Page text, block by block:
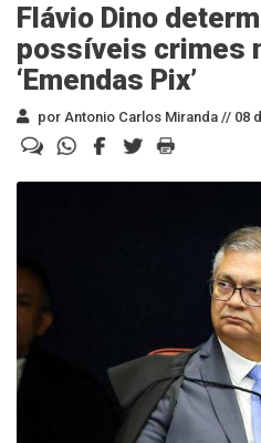
Flávio Dino
possíveis crimes
‘Emendas Pix’
por Antonio Carlos Miranda // 08